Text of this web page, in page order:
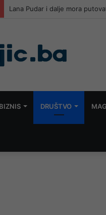
Mostar konačno dočekao
BIZNIS DRUŠTVO